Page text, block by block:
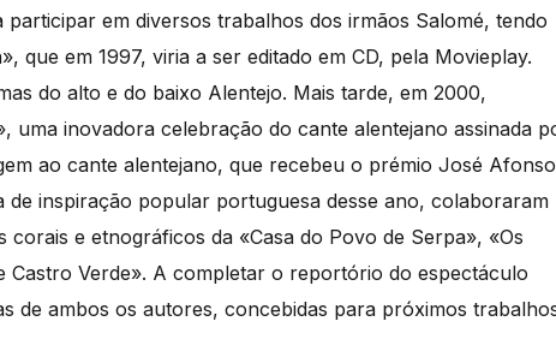
em diversos trabalhos dos irmãos Salomé, tendo
que em 1997, viria a ser editado em CD, pela Movieplay.
do alto e do baixo Alentejo. Mais tarde, em 2000,
uma inovadora celebração do cante alentejano assinada
ao cante alentejano, que recebeu o prémio José Afonso
inspiração popular portuguesa desse ano, colaboraram
e etnográficos da «Casa do Povo de Serpa», «Os
Castro Verde». A completar o reportório do espectáculo
de ambos os autores, concebidas para próximos